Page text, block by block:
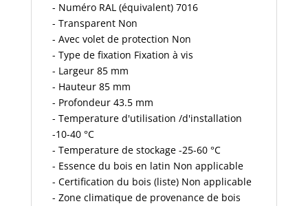
- Numéro RAL (équivalent) 7016
- Transparent Non
- Avec volet de protection Non
- Type de fixation Fixation à vis
- Largeur 85 mm
- Hauteur 85 mm
- Profondeur 43.5 mm
- Temperature d'utilisation /d'installation
-10-40 °C
- Temperature de stockage -25-60 °C
- Essence du bois en latin Non applicable
- Certification du bois (liste) Non applicable
- Zone climatique de provenance de bois